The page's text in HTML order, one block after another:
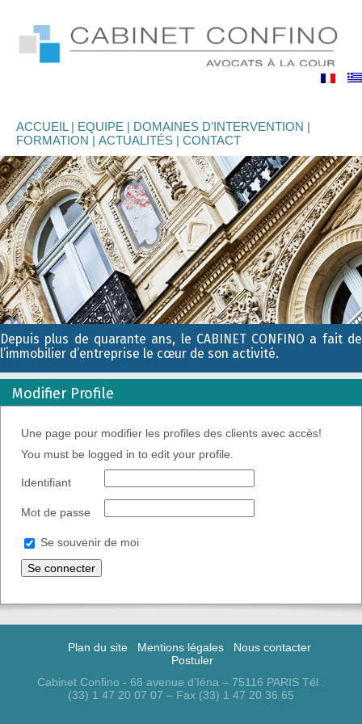
ACCUEIL EQUIPE
DOMAINES D’INTERVENTION
FORMATION
ACTUALITÉS CONTACT
Depuis plus de quarante ans, le CABINET CONFINO a fait de
l’immobilier d’entreprise le cœur de son activité.
Il intervient notamment en droit des baux commerciaux et
commercial.
Modifier Profile
Une page pour modifier les profiles des clients avec accès!
You must be logged in to edit your profile.
Identifiant
Mot de passe
Se souvenir de moi
Plan du site Mentions légales
Nous contacter
Postuler
Cabinet Confino - 68 avenue d’Iéna – 75116 PARIS Tél .
(33) 1 47 20 07 07 – Fax (33) 1 47 20 36 65